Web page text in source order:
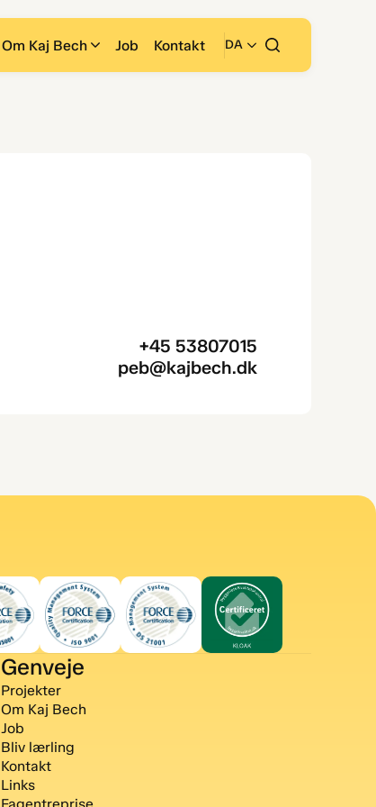
Om Kaj Bech Job Kontakt DA
+45 53807015
peb@kajbech.dk
Genveje
Projekter
Om Kaj Bech
Job
Bliv lærling
Kontakt
Links